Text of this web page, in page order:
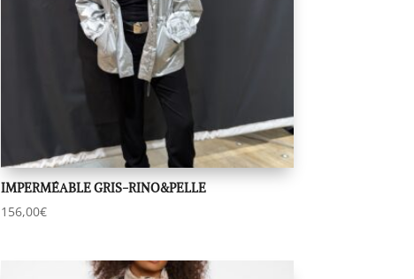
IMPERMÉABLE GRIS-RINO&PELLE
156,00€